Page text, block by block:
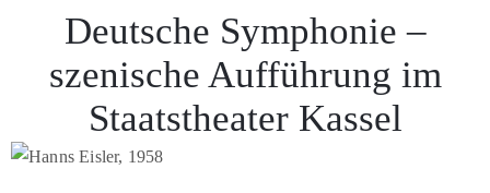
Deutsche Symphonie –
szenische Aufführung im
Staatstheater Kassel